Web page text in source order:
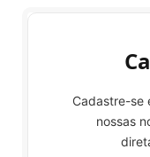
Cadastre-se
nossas